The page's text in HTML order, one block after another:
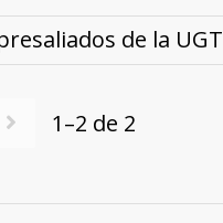
de la UGT
1–2 de 2